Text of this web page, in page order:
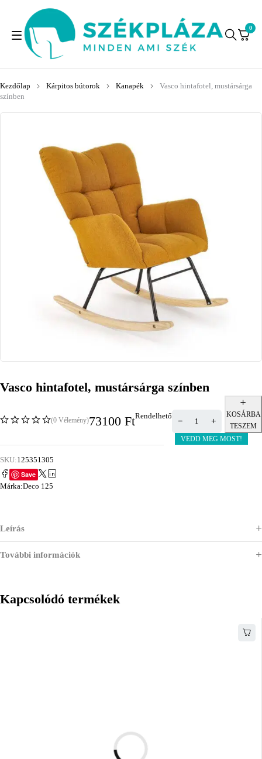
0
Kezdőlap Kárpitos bútorok Kanapék
Vasco hintafotel, mustársárga
színben
Vasco hintafotel, mustársárga színben
(0 Vélemény)73100 FtRendelhető
KOSÁRBA
TESZEM
VEDD MEG MOST!
SKU:125351305
Save
Márka:Deco 125
Leírás
További információk
Kapcsolódó termékek